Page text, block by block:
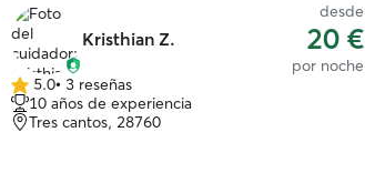
Kristhian Z.
desde
20 €
por noche
5.0
de
5
5.0• 3 reseñas
10 años de experiencia
Tres cantos, 28760